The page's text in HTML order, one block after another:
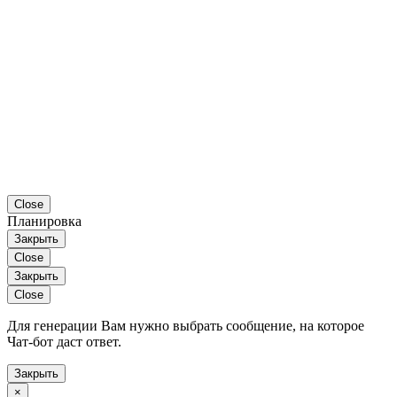
Close
Планировка
Закрыть
Close
Закрыть
Close
Для генерации Вам нужно выбрать сообщение, на которое
Чат-бот даст ответ.
Закрыть
×